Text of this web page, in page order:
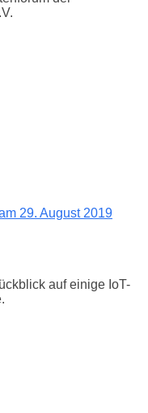
29. August 2019
auf einige IoT-